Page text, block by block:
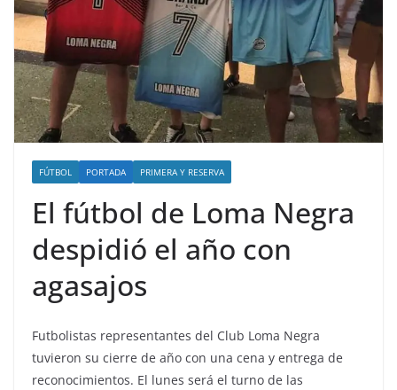
FÚTBOL PORTADA PRIMERA Y RESERVA
El fútbol de Loma Negra
despidió el año con
agasajos
Futbolistas representantes del Club Loma Negra
tuvieron su cierre de año con una cena y entrega de
reconocimientos. El lunes será el turno de las